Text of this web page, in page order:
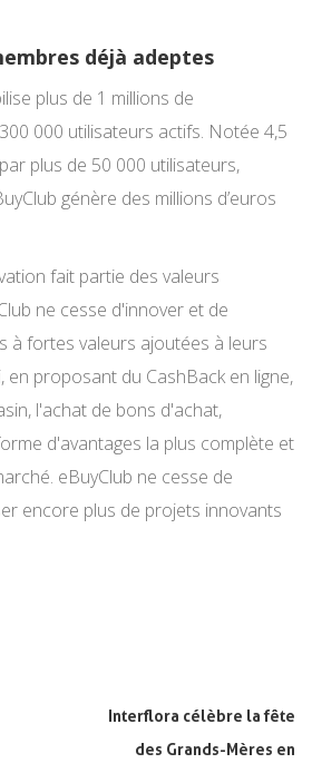
déjà adeptes
plus de 1 millions de
000 utilisateurs actifs. Notée 4,5
plus de 50 000 utilisateurs,
génère des millions d’euros
fait partie des valeurs
ne cesse d'innover et de
à fortes valeurs ajoutées à leurs
en proposant du CashBack en ligne,
l'achat de bons d'achat,
d'avantages la plus complète et
eBuyClub ne cesse de
encore plus de projets innovants
Interflora célèbre la fête
des Grands-Mères en